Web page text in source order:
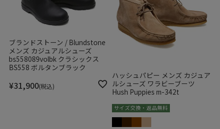
ブランドストーン / Blundstone
メンズ カジュアルシューズ
bs558089volbk クラシックス
BS558 ボルタンブラック
¥31,900 税込
ハッシュパピー メンズ カジュア
ルシューズ ワラビーブーツ
Hush Puppies m-342t
サイズ交換・返品無料